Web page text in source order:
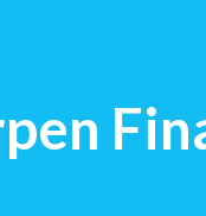
Saya